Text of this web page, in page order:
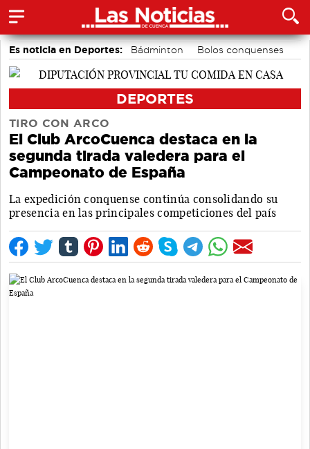
Es noticia en Deportes: Bádminton
Bolos conquenses
Motor
Área de Deportes
DEPORTES
TIRO CON ARCO
El Club ArcoCuenca destaca en la
segunda tirada valedera para el
Campeonato de España
La expedición conquense continúa consolidando su
presencia en las principales competiciones del país